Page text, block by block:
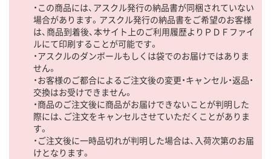
・この商品には、アスクル発行の納品書が同梱されていない
場合があります。アスクル発行の納品書をご希望のお客様
は、商品到着後、本サイト上のご利用履歴よりＰＤＦファイ
ルにて印刷することが可能です。
・アスクルのダンボールもしくは袋でのお届けではありま
せん。
・お客様のご都合によるご注文後の変更・キャンセル・返品・
交換はお受けできません。
・商品のご注文後に商品がお届けできないことが判明した
際には、ご注文をキャンセルさせていただくことがありま
す。
・ご注文後に一時品切れが判明した場合は、入荷次第のお届
けとなります。